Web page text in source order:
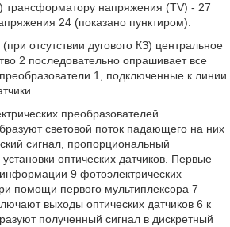
трансформатору напряжения (TV) - 27
24 (показано пунктиром).
отсутствии дугового КЗ) центральное
2 последовательно опрашивает все
1, подключенные к линии
преобразователей
световой поток падающего на них
сигнал, пропорциональный
оптических датчиков. Первые
9 фотоэлектрических
помощи первого мультиплексора 7
выходы оптических датчиков 6 к
полученный сигнал в дискретный